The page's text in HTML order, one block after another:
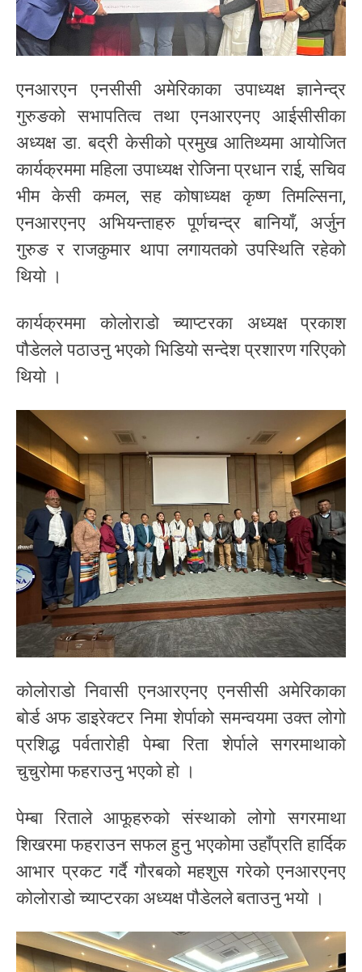
एनआरएन एनसीसी अमेरिकाका उपाध्यक्ष ज्ञानेन्द्र
गुरुङको सभापतित्व तथा एनआरएनए आईसीसीका
अध्यक्ष डा. बद्री केसीको प्रमुख आतिथ्यमा आयोजित
कार्यक्रममा महिला उपाध्यक्ष रोजिना प्रधान राई, सचिव
भीम केसी कमल, सह कोषाध्यक्ष कृष्ण तिमल्सिना,
एनआरएनए अभियन्ताहरु पूर्णचन्द्र बानियाँ, अर्जुन
गुरुङ र राजकुमार थापा लगायतको उपस्थिति रहेको
थियो ।
कार्यक्रममा कोलोराडो च्याप्टरका अध्यक्ष प्रकाश
पौडेलले पठाउनु भएको भिडियो सन्देश प्रशारण गरिएको
थियो ।
कोलोराडो निवासी एनआरएनए एनसीसी अमेरिकाका
बोर्ड अफ डाइरेक्टर निमा शेर्पाको समन्वयमा उक्त लोगो
प्रशिद्ध पर्वतारोही पेम्बा रिता शेर्पाले सगरमाथाको
चुचुरोमा फहराउनु भएको हो ।
पेम्बा रिताले आफूहरुको संस्थाको लोगो सगरमाथा
शिखरमा फहराउन सफल हुनु भएकोमा उहाँप्रति हार्दिक
आभार प्रकट गर्दै गौरबको महशुस गरेको एनआरएनए
कोलोराडो च्याप्टरका अध्यक्ष पौडेलले बताउनु भयो ।